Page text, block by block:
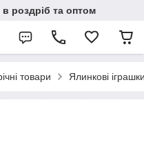
роздріб та оптом
товари Ялинкові